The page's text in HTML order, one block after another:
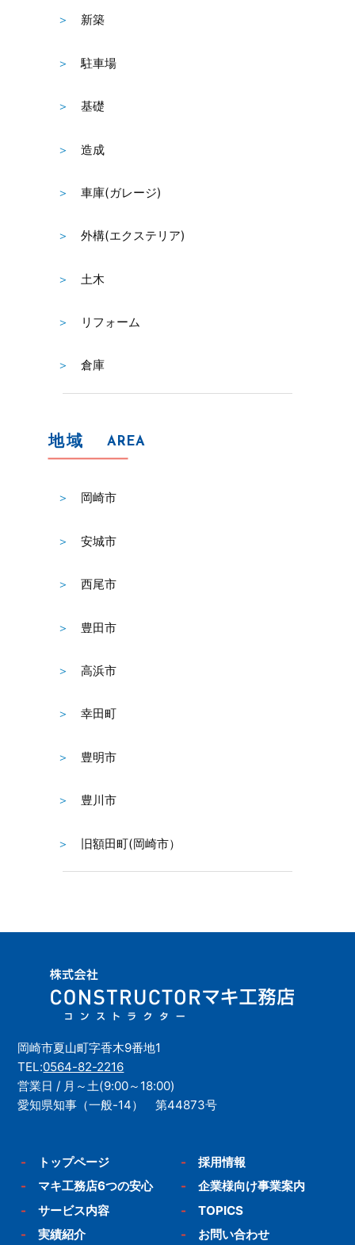
新築
駐車場
基礎
造成
車庫(ガレージ)
外構(エクステリア)
土木
リフォーム
倉庫
地域 AREA
岡崎市
安城市
西尾市
豊田市
高浜市
幸田町
豊明市
豊川市
旧額田町(岡崎市）
岡崎市夏山町字香木9番地1
TEL:0564-82-2216
営業日 / 月～土(9:00～18:00)
愛知県知事（一般-14） 第44873号
-
トップページ
-
マキ工務店6つの安心
-
サービス内容
-
実績紹介
-
採用情報
-
企業様向け事業案内
-
TOPICS
-
お問い合わせ